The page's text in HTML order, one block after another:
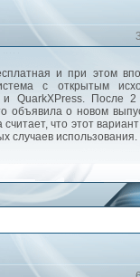
и при этом
с открытым
QuarkXPress. После 2
объявила о новом
что этот
случаев использования.